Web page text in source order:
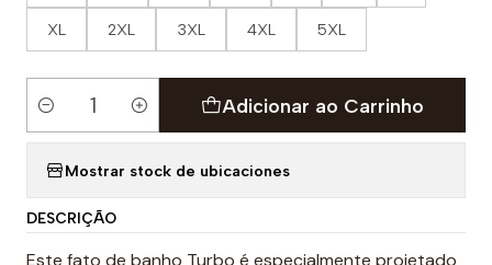
XL 2XL 3XL 4XL 5XL
Quantidade
Adicionar ao Carrinho
Mostrar stock de ubicaciones
DESCRIÇÃO
Este fato de banho Turbo é especialmente projetado